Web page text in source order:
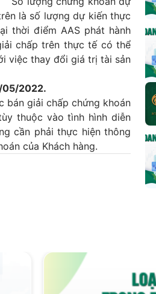
là số lượng dự kiến thực
thời điểm AAS phát hành
chấp trên thực tế có thể
việc thay đổi giá trị tài sản
2022.
bán giải chấp chứng khoán
thuộc vào tình hình diễn
cần phải thực hiện thông
của Khách hàng.